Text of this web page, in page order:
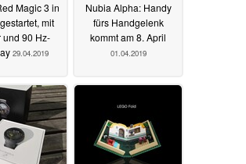
Magic 3 in
mit
und 90 Hz-
29.04.2019
Nubia Alpha: Handy
fürs Handgelenk
kommt am 8. April
01.04.2019